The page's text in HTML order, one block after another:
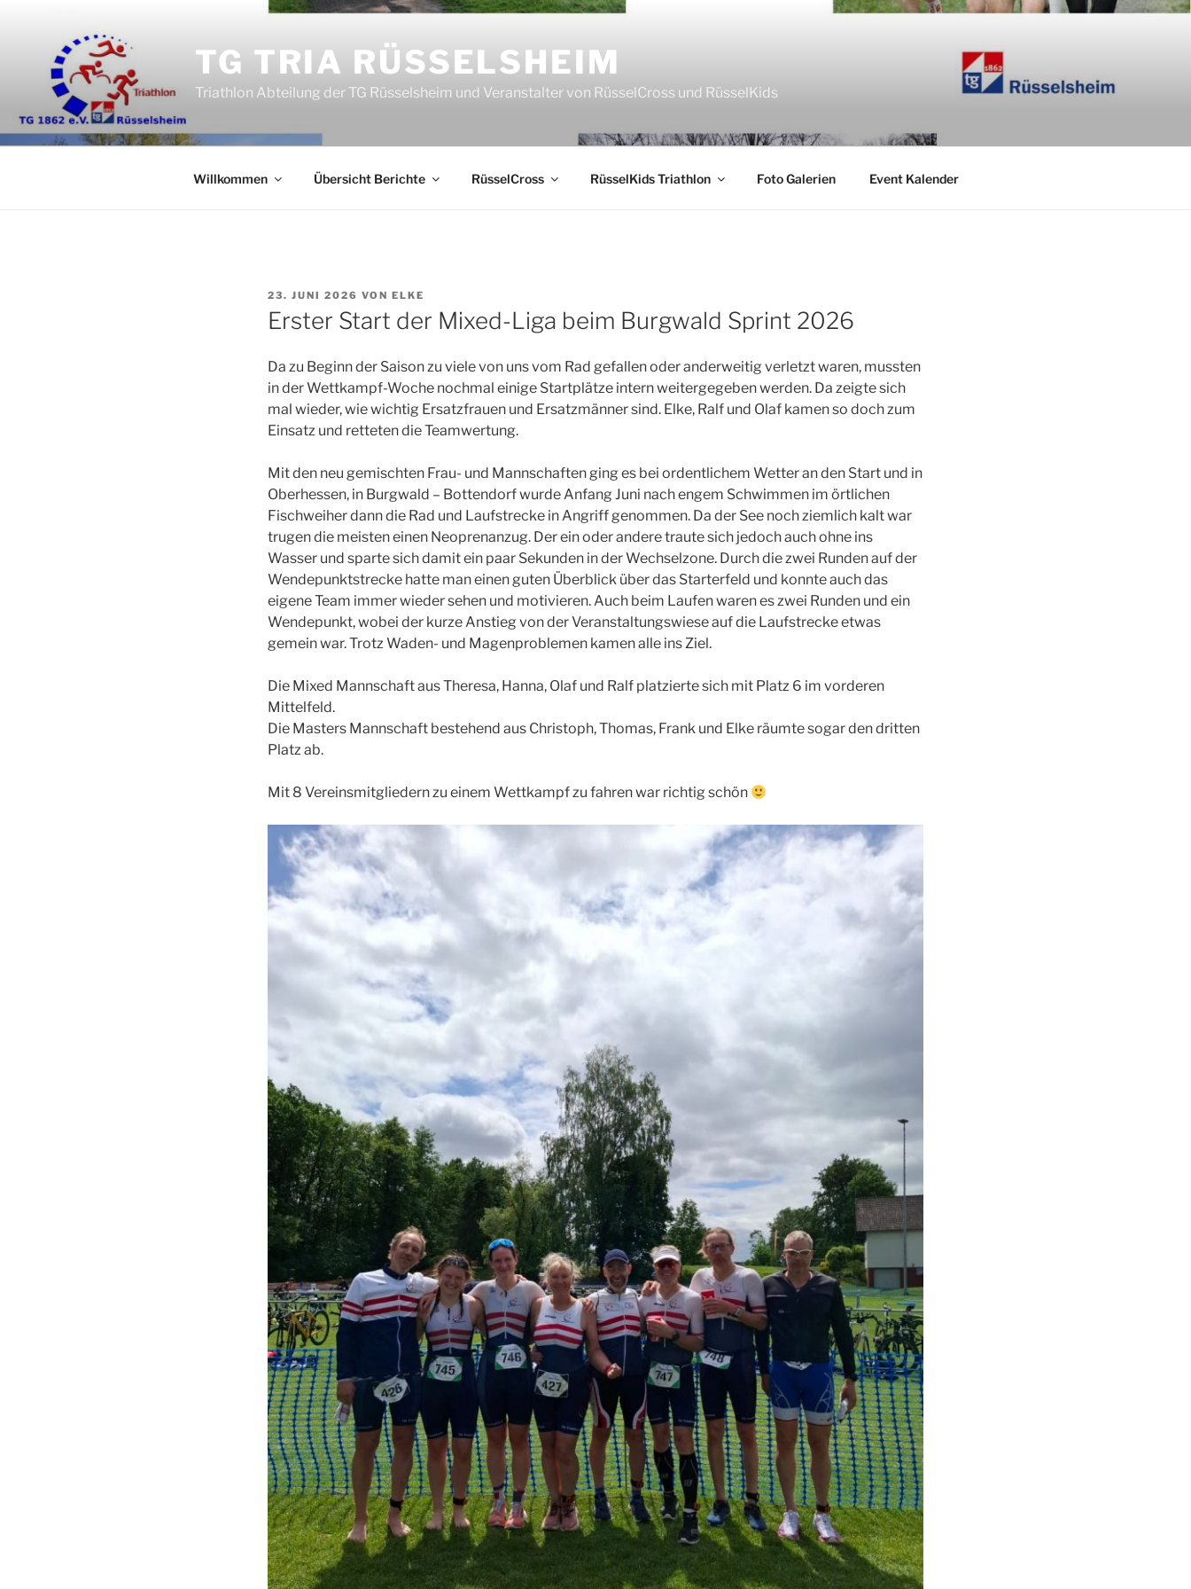
springen
TG TRIA RÜSSELSHEIM
Triathlon Abteilung der TG Rüsselsheim und Veranstalter von RüsselCross und RüsselKids
Willkommen Übersicht Berichte RüsselCross RüsselKids Triathlon Foto Galerien Event Kalender
VERÖFFENTLICHT
AM
23. JUNI 2026 VON ELKE
Erster Start der Mixed-Liga beim Burgwald Sprint 2026
Da zu Beginn der Saison zu viele von uns vom Rad gefallen oder anderweitig verletzt waren, mussten
in der Wettkampf-Woche nochmal einige Startplätze intern weitergegeben werden. Da zeigte sich
mal wieder, wie wichtig Ersatzfrauen und Ersatzmänner sind. Elke, Ralf und Olaf kamen so doch zum
Einsatz und retteten die Teamwertung.
Mit den neu gemischten Frau- und Mannschaften ging es bei ordentlichem Wetter an den Start und in
Oberhessen, in Burgwald – Bottendorf wurde Anfang Juni nach engem Schwimmen im örtlichen
Fischweiher dann die Rad und Laufstrecke in Angriff genommen. Da der See noch ziemlich kalt war
trugen die meisten einen Neoprenanzug. Der ein oder andere traute sich jedoch auch ohne ins
Wasser und sparte sich damit ein paar Sekunden in der Wechselzone. Durch die zwei Runden auf der
Wendepunktstrecke hatte man einen guten Überblick über das Starterfeld und konnte auch das
eigene Team immer wieder sehen und motivieren. Auch beim Laufen waren es zwei Runden und ein
Wendepunkt, wobei der kurze Anstieg von der Veranstaltungswiese auf die Laufstrecke etwas
gemein war. Trotz Waden- und Magenproblemen kamen alle ins Ziel.
Die Mixed Mannschaft aus Theresa, Hanna, Olaf und Ralf platzierte sich mit Platz 6 im vorderen
Mittelfeld.
Die Masters Mannschaft bestehend aus Christoph, Thomas, Frank und Elke räumte sogar den dritten
Platz ab.
Mit 8 Vereinsmitgliedern zu einem Wettkampf zu fahren war richtig schön